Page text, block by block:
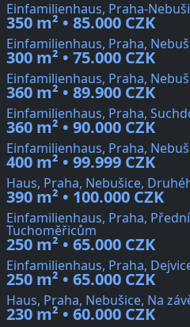
Einfamilienhaus, Praha-
350 m² • 85.000 CZK
Einfamilienhaus, Praha,
300 m² • 75.000 CZK
Einfamilienhaus, Praha,
360 m² • 89.900 CZK
Einfamilienhaus, Praha,
360 m² • 90.000 CZK
Einfamilienhaus, Praha,
400 m² • 99.999 CZK
Haus, Praha, Nebušice,
390 m² • 100.000 CZK
Einfamilienhaus, Praha,
Tuchoměřicům
250 m² • 65.000 CZK
Einfamilienhaus, Praha,
250 m² • 65.000 CZK
Haus, Praha, Nebušice, Na
230 m² • 60.000 CZK